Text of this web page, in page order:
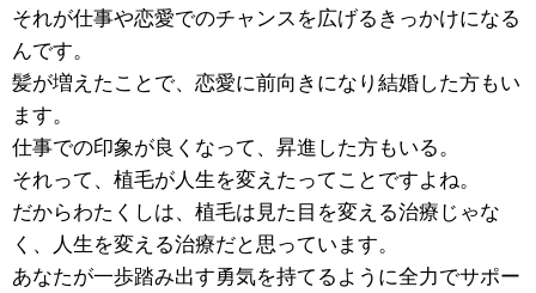
それが仕事や恋愛でのチャンスを広げるきっかけになる
んです。
髪が増えたことで、恋愛に前向きになり結婚した方もい
ます。
仕事での印象が良くなって、昇進した方もいる。
それって、植毛が人生を変えたってことですよね。
だからわたくしは、植毛は見た目を変える治療じゃな
く、人生を変える治療だと思っています。
あなたが一歩踏み出す勇気を持てるように全力でサポー